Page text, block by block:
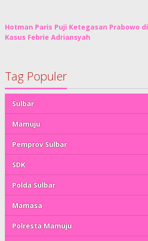
Hotman Paris Puji Ketegasan Prabowo di
Kasus Febrie Adriansyah
Tag Populer
Sulbar
Mamuju
Pemprov Sulbar
SDK
Polda Sulbar
Mamasa
Polresta Mamuju